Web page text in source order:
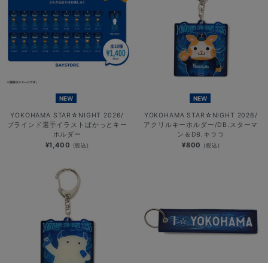
NEW
YOKOHAMA STAR☆NIGHT 2026/
ブラインド選手イラストぱかっとキー
ホルダー
¥1,400 (税込)
NEW
YOKOHAMA STAR☆NIGHT 2026/
アクリルキーホルダー/DB.スターマ
ン＆DB.キララ
¥800 (税込)